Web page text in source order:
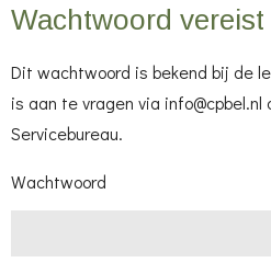
hoofdinhoud
Wachtwoord vereist
Dit wachtwoord is bekend bij de
is aan te vragen via
Servicebureau.
Wachtwoord